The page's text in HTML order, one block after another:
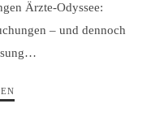
Ärzte-Odyssee:
– und dennoch